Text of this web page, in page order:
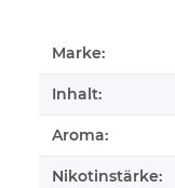
Marke:
Inhalt:
Aroma:
Nikotinstärke: